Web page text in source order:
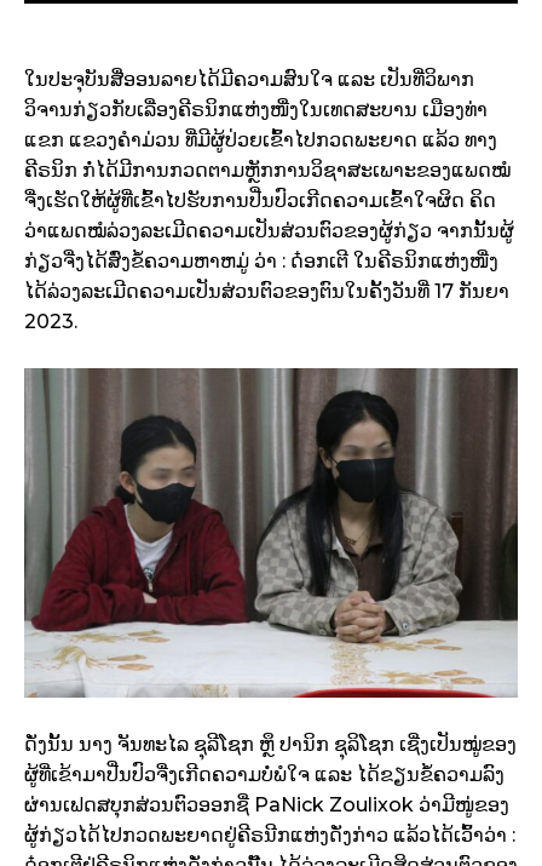
ໃນປະຈຸບັນສື່ອອນລາຍໄດ້ມີຄວາມສົນໃຈ ແລະ ເປັນທີ່ວິພາກ
ວິຈານກ່ຽວກັບເລື່ອງຄີຣນິກແຫ່ງໜື່ງໃນເທດສະບານ ເມືອງທ່າ
ແຂກ ແຂວງຄຳມ່ວນ ທີ່ມີຜູ້ປ່ວຍເຂົ້າໄປກວດພະຍາດ ແລ້ວ ທາງ
ຄີຣນິກ ກໍ່ໄດ້ມີການກວດຕາມຫຼັກການວິຊາສະເພາະຂອງແພດໝໍ
ຈື່ງເຮັດໃຫ້ຜູ້ທີ່ເຂົ້າໄປຮັບການປີ່ນປົວເກີດຄວາມເຂົ້າໃຈຜິດ ຄິດ
ວ່າແພດໝໍລ່ວງລະເມີດຄວາມເປັນສ່ວນຕົວຂອງຜູ້ກ່ຽວ ຈາກນັ້ນຜູ້
ກ່ຽວຈື່ງໄດ້ສົ່ງຂໍ້ຄວາມຫາຫມູ່ ວ່າ : ດ໋ອກເຕີ ໃນຄີຣນິກແຫ່ງໜື່ງ
ໄດ້ລ່ວງລະເມີດຄວາມເປັນສ່ວນຕົວຂອງຕົນໃນຄັ້ງວັນທີ່ 17 ກັນຍາ
2023.
ດັ່ງນັ້ນ ນາງ ຈັນທະໄລ ຊຸລີໂຊກ ຫຼຶ ປານິກ ຊຸລິໂຊກ ເຊີ່ງເປັນໝູ່ຂອງ
ຜູ້ທີ່ເຂ້າມາປີ່ນປົວຈື່ງເກີດຄວາມບໍ່ພໍໃຈ ແລະ ໄດ້ຂຽນຂໍ້ຄວາມລົງ
ຜ່ານເຟດສບຸກສ່ວນຕົວອອກຊື່ PaNick Zoulixok ວ່າມີໜູ່ຂອງ
ຜູ້ກ່ຽວໄດ້ໄປກວດພະຍາດຢູ່ຄີຣນີກແຫ່ງດັ່ງກ່າວ ແລ້ວໄດ້ເວົ້າວ່າ :